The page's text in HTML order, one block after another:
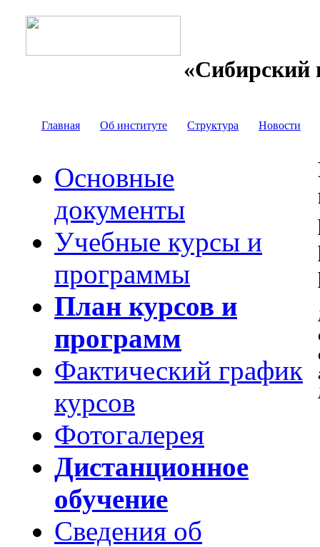
«Сибирский
Главная Об институте Структура Новости
Основные
документы
Учебные курсы и
программы
План курсов и
программ
Фактический график
курсов
Фотогалерея
Дистанционное
обучение
Сведения об